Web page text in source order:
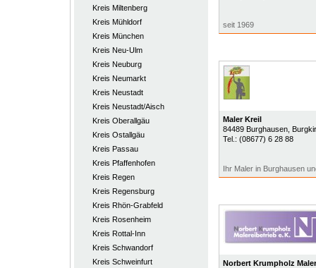
Kreis Miltenberg
Kreis Mühldorf
Kreis München
Kreis Neu-Ulm
Kreis Neuburg
Kreis Neumarkt
Kreis Neustadt
Kreis Neustadt/Aisch
Kreis Oberallgäu
Kreis Ostallgäu
Kreis Passau
Kreis Pfaffenhofen
Kreis Regen
Kreis Regensburg
Kreis Rhön-Grabfeld
Kreis Rosenheim
Kreis Rottal-Inn
Kreis Schwandorf
Kreis Schweinfurt
seit 1969
Maler Kreil
84489 Burghausen,
Tel.: (08677) 6 28 88
Ihr Maler in Burghausen
Norbert Krumpholz